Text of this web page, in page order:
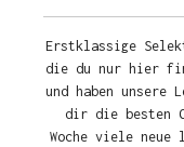
Erstklassige
die du nur hier
und haben unsere
dir die besten
Woche viele